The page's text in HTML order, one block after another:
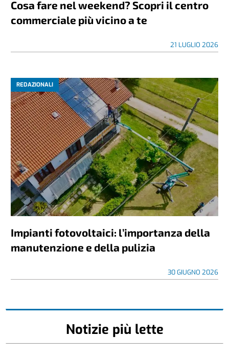
Cosa fare nel weekend? Scopri il centro
commerciale più vicino a te
21 LUGLIO 2026
REDAZIONALI
Impianti fotovoltaici: l’importanza della
manutenzione e della pulizia
30 GIUGNO 2026
Notizie più lette